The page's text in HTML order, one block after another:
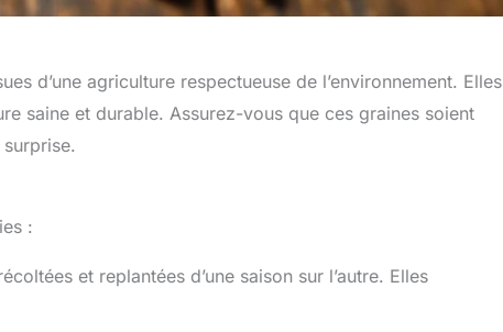
d’une agriculture respectueuse de l’environnement. Elles
saine et durable. Assurez-vous que ces graines soient
:
et replantées d’une saison sur l’autre. Elles